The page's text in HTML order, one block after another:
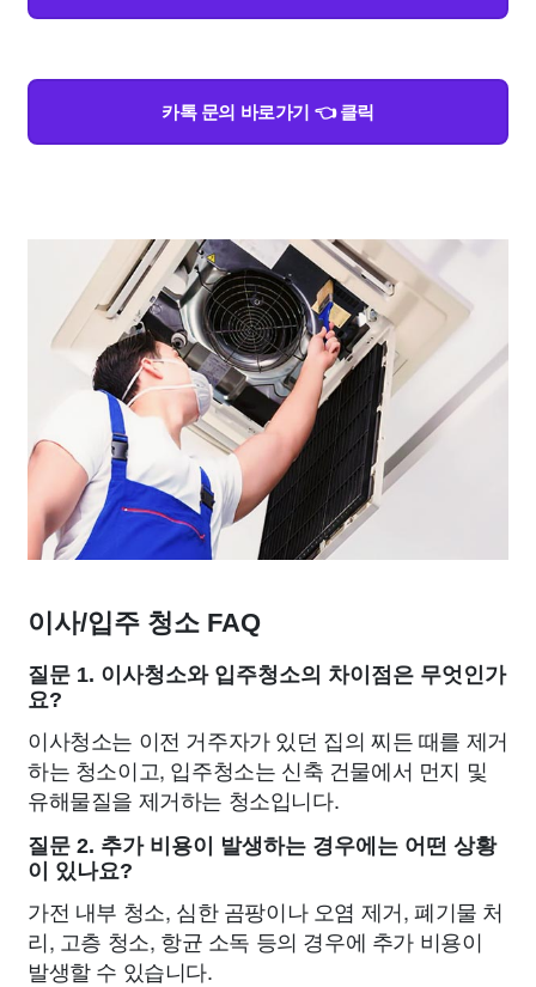
카톡 문의 바로가기 👈 클릭
이사/입주 청소 FAQ
질문 1. 이사청소와 입주청소의 차이점은 무엇인가
요?
이사청소는 이전 거주자가 있던 집의 찌든 때를 제거
하는 청소이고, 입주청소는 신축 건물에서 먼지 및
유해물질을 제거하는 청소입니다.
질문 2. 추가 비용이 발생하는 경우에는 어떤 상황
이 있나요?
가전 내부 청소, 심한 곰팡이나 오염 제거, 폐기물 처
리, 고층 청소, 항균 소독 등의 경우에 추가 비용이
발생할 수 있습니다.